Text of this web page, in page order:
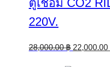
ตู้เชื่อม CO2
220V.
28,000.00฿ Original
22,000.00